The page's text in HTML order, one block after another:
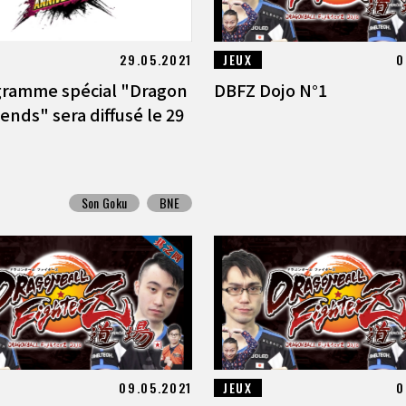
29.05.2021
spécial "Dragon
sera diffusé le 29
Son Goku BNE
JEUX
DBFZ Dojo N°1
09.05.2021 JEUX